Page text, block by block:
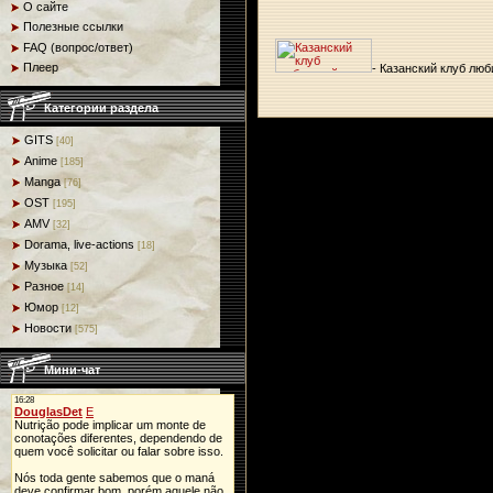
О сайте
Полезные ссылки
FAQ (вопрос/ответ)
Плеер
Категории раздела
GITS [40]
Anime [185]
Manga [76]
OST [195]
AMV [32]
Dorama, live-actions [18]
Музыка [52]
Разное [14]
Юмор [12]
Новости [575]
Мини-чат
- Казанский клуб